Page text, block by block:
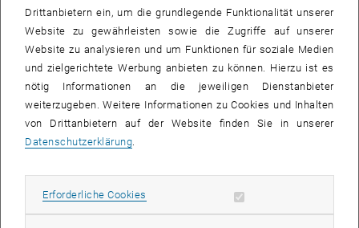
verschiedene Workshops an:
„Das streng geheime Innenleben der Laptops“
„Mathematik ist bunt“
Nähere Informationen zum Girls' Day Mini:
tuwien.ac.at
Drittanbietern ein, um die grundlegende Funktionalität unserer
Website zu gewährleisten sowie die Zugriffe auf unserer
Website zu analysieren und um Funktionen für soziale Medien
und zielgerichtete Werbung anbieten zu können. Hierzu ist es
nötig Informationen an die jeweiligen Dienstanbieter
weiterzugeben. Weitere Informationen zu Cookies und Inhalten
von Drittanbietern auf der Website finden Sie in unserer
Datenschutzerklärung
Erforderliche Cookies Erforderliche Cookies zulassen